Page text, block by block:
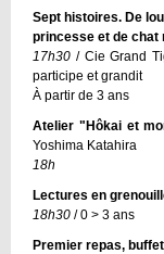
Sept histoires. De
princesse et de chat
17h30 / Cie Grand
participe et grandit
À partir de 3 ans
Atelier "Hôkai et
Yoshima Katahira
18h
Lectures en
18h30 / 0 > 3 ans
Premier repas,